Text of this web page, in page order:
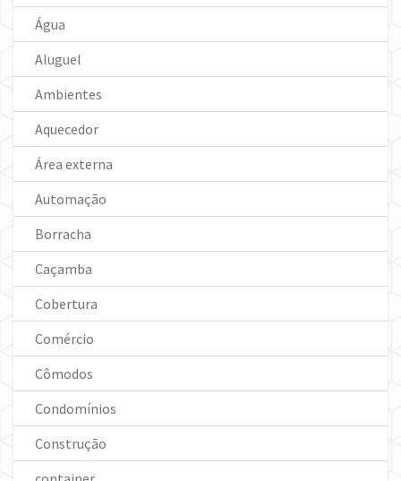
Água
Aluguel
Ambientes
Aquecedor
Área externa
Automação
Borracha
Caçamba
Cobertura
Comércio
Cômodos
Condomínios
Construção